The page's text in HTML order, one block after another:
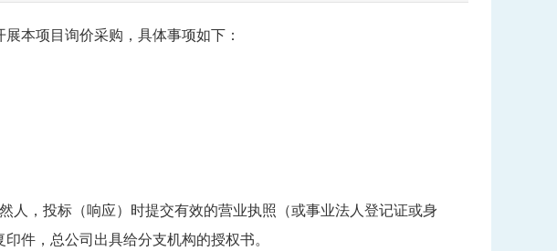
本项目询价采购，具体事项如下：
人，投标（响应）时提交有效的营业执照（或事业法人登记证或身
件，总公司出具给分支机构的授权书。